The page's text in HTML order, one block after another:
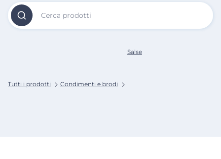
Cerca prodotti
Tutti i prodotti Condimenti e brodi
Salse